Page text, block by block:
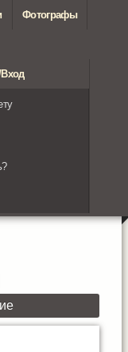
Фотографы
Вход